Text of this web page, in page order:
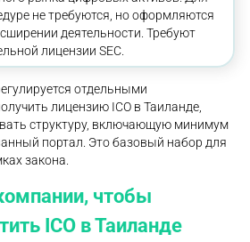
не требуются, но оформляются
деятельности. Требуют
лицензии SEC.
отдельными
лицензию ICO в Таиланде,
структуру, включающую минимум
портал. Это базовый набор для
закона.
чтобы
ICO в Таиланде